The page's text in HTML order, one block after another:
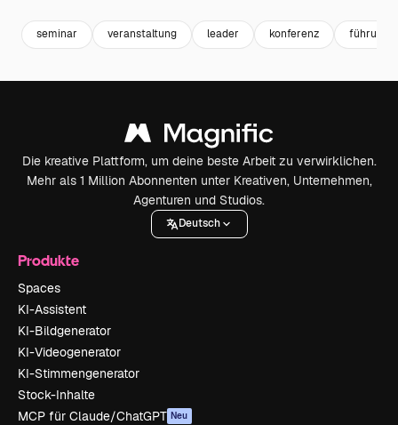
seminar veranstaltung leader konferenz führung
Die kreative Plattform, um deine beste Arbeit zu verwirklichen.
Mehr als 1 Million Abonnenten unter Kreativen, Unternehmen,
Agenturen und Studios.
Deutsch
Produkte
Spaces
KI-Assistent
KI-Bildgenerator
KI-Videogenerator
KI-Stimmengenerator
Stock-Inhalte
MCP für Claude/ChatGPT Neu